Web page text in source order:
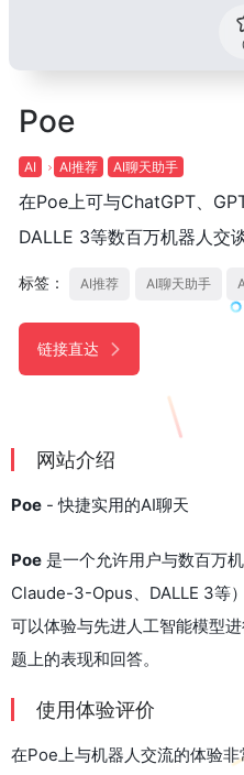
Poe
AI AI推荐 AI聊天助手
在Poe上可与ChatGPT、
DALLE 3等数百万机器人交谈
标签： AI推荐 AI聊天助手
链接直达
网站介绍
Poe - 快捷实用的AI聊天
Poe 是一个允许用户与数百万
Claude-3-Opus、DALLE 3等
可以体验与先进人工智能模型
题上的表现和回答。
使用体验评价
在Poe上与机器人交流的体验